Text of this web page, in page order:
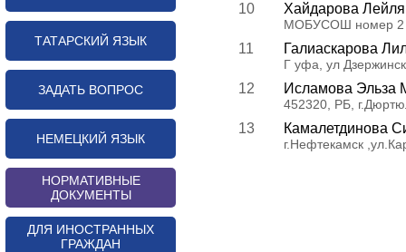
10 Хайдарова
МОБУСОШ номер 2
11 Галиаскарова
Г уфа, ул
12 Исламова Эльза
452320, РБ,
13 Камалетдинова
г.Нефтекамск
ТАТАРСКИЙ ЯЗЫК
ЗАДАТЬ ВОПРОС
НЕМЕЦКИЙ ЯЗЫК
НОРМАТИВНЫЕ
ДОКУМЕНТЫ
ДЛЯ ИНОСТРАННЫХ
ГРАЖДАН